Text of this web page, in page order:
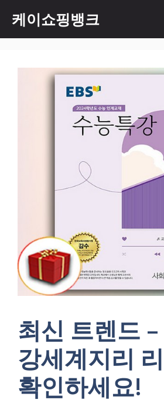
content
케이쇼핑뱅크
최신 트렌드
강세계지리
확인하세요!